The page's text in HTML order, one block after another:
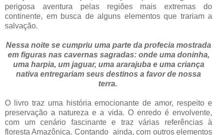
perigosa aventura pelas regiões mais extremas do
continente, em busca de alguns elementos que trariam a
salvação.
Nessa noite se cumpriu uma parte da profecia mostrada
em figuras nas cavernas sagradas: onde uma doninha,
uma harpia, um jaguar, uma ararajuba e uma criança
nativa entregariam seus destinos a favor de nossa
terra.
O livro traz uma história emocionante de amor, respeito e
preservação a natureza e a vida. O enredo é envolvente,
com um cenário fascinante e traz várias referências à
floresta Amazônica. Contando ainda, com outros elementos